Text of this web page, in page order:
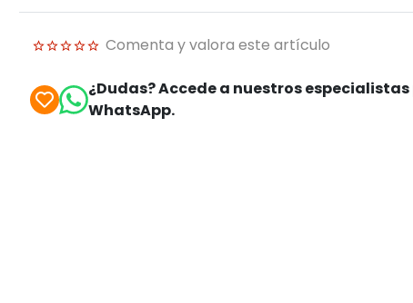
Comenta y valora este artículo
¿Dudas? Accede a nuestros especialistas
WhatsApp.